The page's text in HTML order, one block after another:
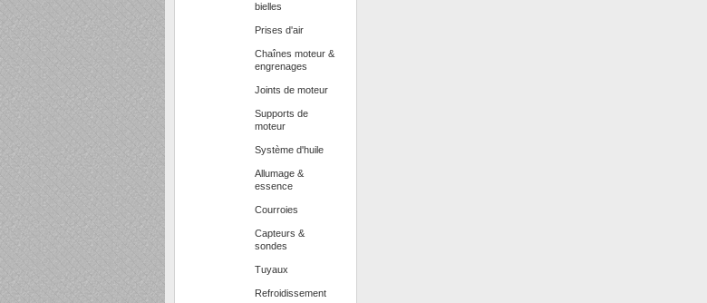
bielles
Prises d'air
Chaînes moteur &
engrenages
Joints de moteur
Supports de
moteur
Système d'huile
Allumage &
essence
Courroies
Capteurs &
sondes
Tuyaux
Refroidissement